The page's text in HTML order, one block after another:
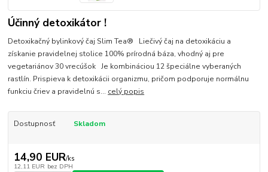
Účinný detoxikátor !
Detoxikačný bylinkový čaj Slim Tea® Liečivý čaj na detoxikáciu a
získanie pravidelnej stolice 100% prírodná báza, vhodný aj pre
vegetariánov 30 vrecúšok Je kombináciou 12 špeciálne vyberaných
rastlín. Prispieva k detoxikácii organizmu, pričom podporuje normálnu
funkciu čriev a pravidelnú s... celý popis
Dostupnosť Skladom
14,90 EUR/ks
12,11 EUR bez DPH